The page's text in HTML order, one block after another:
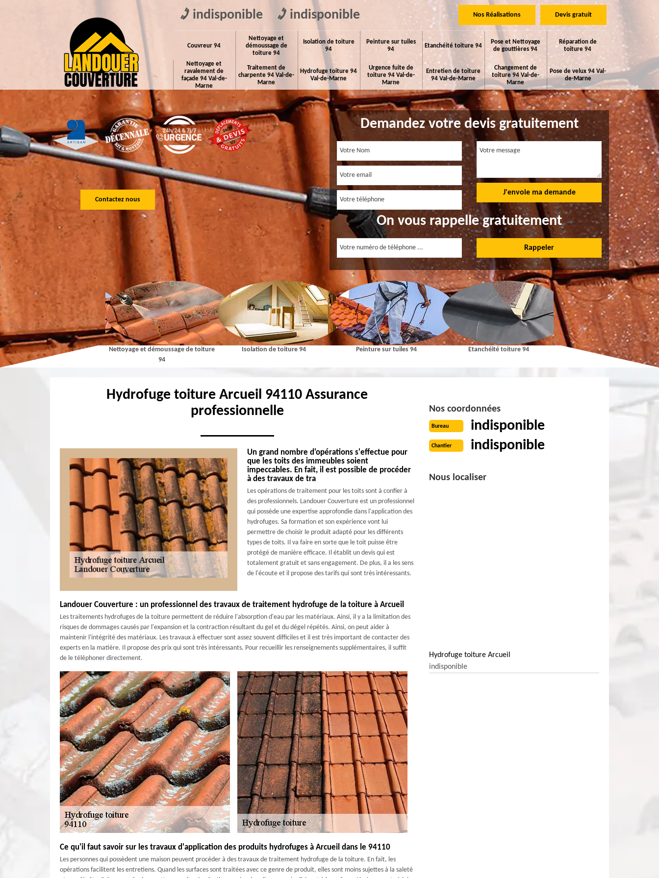
indisponible indisponible Nos Réalisations Devis gratuit
Couvreur 94
Nettoyage et
démoussage de
toiture 94
Isolation de toiture
94
Peinture sur tuiles
94
Etanchéité toiture 94
Pose et Nettoyage
de gouttières 94
Réparation de
toiture 94
Nettoyage et
ravalement de
façade 94 Val-de-
Marne
Traitement de
charpente 94 Val-de-
Marne
Hydrofuge toiture 94
Val-de-Marne
Urgence fuite de
toiture 94 Val-de-
Marne
Entretien de toiture
94 Val-de-Marne
Changement de
toiture 94 Val-de-
Marne
Pose de velux 94 Val-
de-Marne
Contactez nous
Demandez votre devis gratuitement
On vous rappelle gratuitement
Couvreur 94
Nettoyage et démoussage de toiture
94
Isolation de toiture 94 Peinture sur tuiles 94 Etanchéité toiture 94 Pose et Nettoyage de gouttières
Hydrofuge toiture Arcueil 94110 Assurance
professionnelle
Un grand nombre d'opérations s'effectue pour
que les toits des immeubles soient
impeccables. En fait, il est possible de procéder
à des travaux de tra
Les opérations de traitement pour les toits sont à confier à
des professionnels. Landouer Couverture est un professionnel
qui possède une expertise approfondie dans l'application des
hydrofuges. Sa formation et son expérience vont lui
permettre de choisir le produit adapté pour les différents
types de toits. Il va faire en sorte que le toit puisse être
protégé de manière efficace. Il établit un devis qui est
totalement gratuit et sans engagement. De plus, il a les sens
de l'écoute et il propose des tarifs qui sont très intéressants.
Landouer Couverture : un professionnel des travaux de traitement hydrofuge de la toiture à Arcueil
Les traitements hydrofuges de la toiture permettent de réduire l'absorption d'eau par les matériaux. Ainsi, il y a la limitation des
risques de dommages causés par l'expansion et la contraction résultant du gel et du dégel répétés. Ainsi, on peut aider à
maintenir l'intégrité des matériaux. Les travaux à effectuer sont assez souvent difficiles et il est très important de contacter des
experts en la matière. Il propose des prix qui sont très intéressants. Pour recueillir les renseignements supplémentaires, il suffit
de le téléphoner directement.
Ce qu'il faut savoir sur les travaux d'application des produits hydrofuges à Arcueil dans le 94110
Les personnes qui possèdent une maison peuvent procéder à des travaux de traitement hydrofuge de la toiture. En fait, les
opérations facilitent les entretiens. Quand les surfaces sont traitées avec ce genre de produit, elles sont moins sujettes à la saleté
Nos coordonnées
Bureau indisponible
Chantier indisponible
Nous localiser
Hydrofuge toiture Arcueil
indisponible